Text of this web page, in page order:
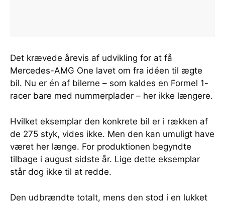
Det krævede årevis af udvikling for at få
Mercedes-AMG One lavet om fra idéen til ægte
bil. Nu er én af bilerne – som kaldes en Formel 1-
racer bare med nummerplader – her ikke længere.
Hvilket eksemplar den konkrete bil er i rækken af
de 275 styk, vides ikke. Men den kan umuligt have
været her længe. For produktionen begyndte
tilbage i august sidste år. Lige dette eksemplar
står dog ikke til at redde.
Den udbrændte totalt, mens den stod i en lukket